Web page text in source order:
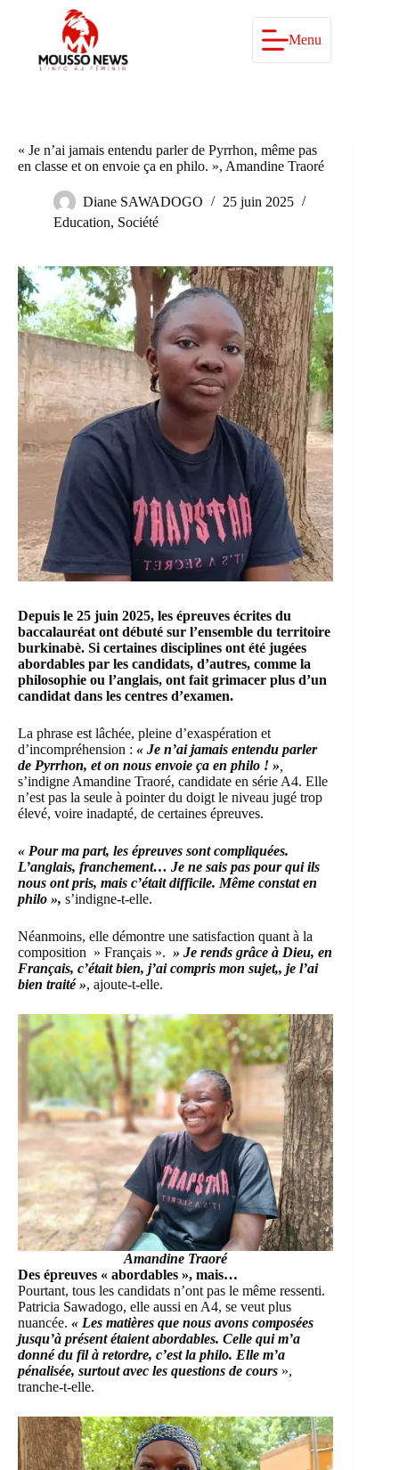
Menu
« Je n’ai jamais entendu parler de Pyrrhon, même pas
en classe et on envoie ça en philo. », Amandine Traoré
Diane SAWADOGO
25 juin 2025
Education, Société
Depuis le 25 juin 2025, les épreuves écrites du
baccalauréat ont débuté sur l’ensemble du territoire
burkinabè. Si certaines disciplines ont été jugées
abordables par les candidats, d’autres, comme la
philosophie ou l’anglais, ont fait grimacer plus d’un
candidat dans les centres d’examen.
La phrase est lâchée, pleine d’exaspération et
d’incompréhension : « Je n’ai jamais entendu parler
de Pyrrhon, et on nous envoie ça en philo ! »
s’indigne Amandine Traoré, candidate en série A4. Elle
n’est pas la seule à pointer du doigt le niveau jugé trop
élevé, voire inadapté, de certaines épreuves.
« Pour ma part, les épreuves sont compliquées.
L’anglais, franchement… Je ne sais pas pour qui ils
nous ont pris, mais c’était difficile. Même constat en
philo », s’indigne-t-elle.
Néanmoins, elle démontre une satisfaction quant à la
composition » Français ». » Je rends grâce à Dieu, en
Français, c’était bien, j’ai compris mon sujet,, je l’ai
bien traité », ajoute-t-elle.
Amandine Traoré
Des épreuves « abordables », mais…
Pourtant, tous les candidats n’ont pas le même ressenti.
Patricia Sawadogo, elle aussi en A4, se veut plus
nuancée. « Les matières que nous avons composées
jusqu’à présent étaient abordables. Celle qui m’a
donné du fil à retordre, c’est la philo. Elle m’a
pénalisée, surtout avec les questions de cours »,
tranche-t-elle.